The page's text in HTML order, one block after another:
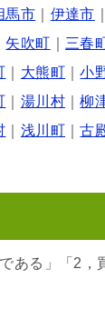
馬市 伊達市
矢吹町 三春
大熊町 ｜小
湯川村 ｜柳
浅川町 ｜古
ある」「2，